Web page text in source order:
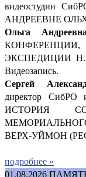
видеостудии
АНДРЕЕВНЕ
Ольга
ЭКСПЕДИЦИИ
Видеозапись.
Сергей
директор СибРО
ИСТОРИЯ
ВЕРХ-УЙМОН
подробнее »
01.08.2026